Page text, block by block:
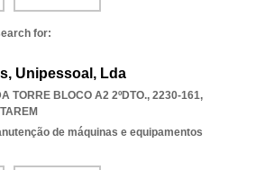
for:
Unipessoal, Lda
TORRE BLOCO A2 2ºDTO., 2230-161,
de máquinas e equipamentos